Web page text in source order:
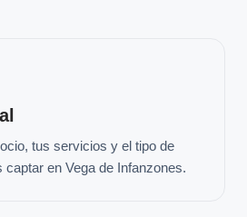
tus servicios y el tipo de
captar en Vega de Infanzones.